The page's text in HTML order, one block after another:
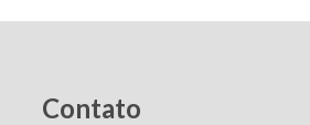
Contato